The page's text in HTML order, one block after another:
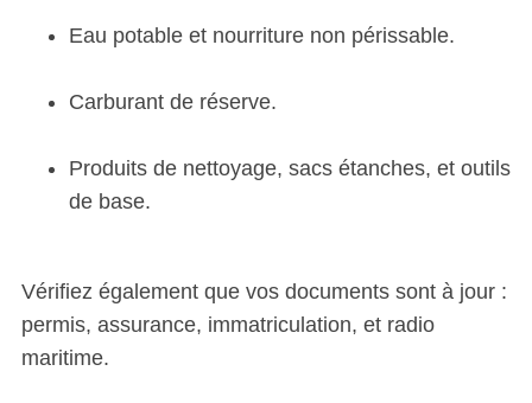
Eau potable et nourriture non périssable.
Carburant de réserve.
Produits de nettoyage, sacs étanches, et outils
de base.
Vérifiez également que vos documents sont à jour :
permis, assurance, immatriculation, et radio
maritime.